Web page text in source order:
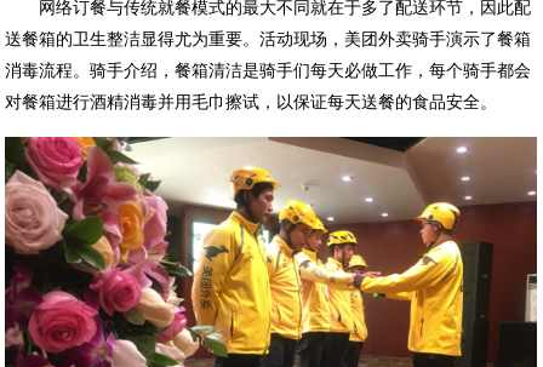
网络订餐与传统就餐模式的最大不同就在于多了配送环节，因此配
送餐箱的卫生整洁显得尤为重要。活动现场，美团外卖骑手演示了餐箱
消毒流程。骑手介绍，餐箱清洁是骑手们每天必做工作，每个骑手都会
对餐箱进行酒精消毒并用毛巾擦试，以保证每天送餐的食品安全。